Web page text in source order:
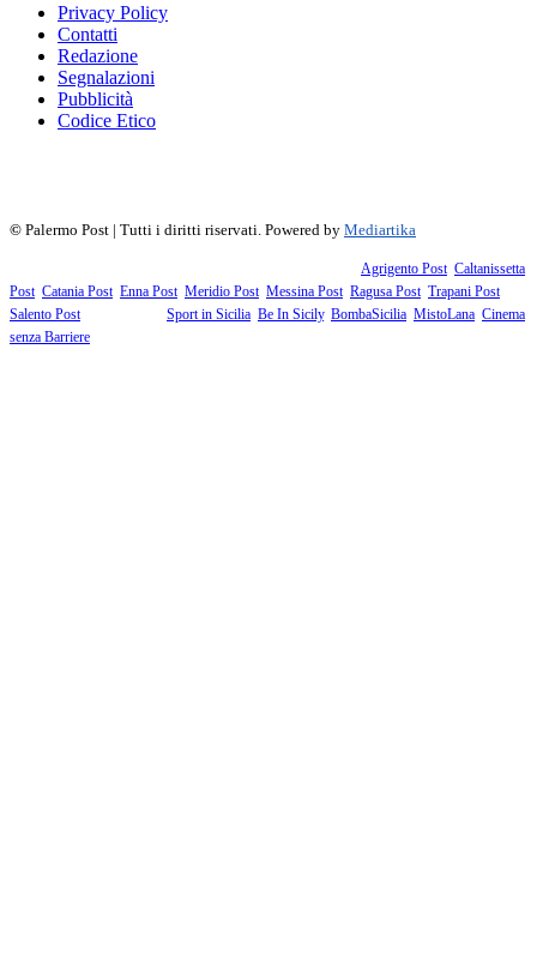
Privacy Policy
Contatti
Redazione
Segnalazioni
Pubblicità
Codice Etico
© Palermo Post | Tutti i diritti riservati. Powered by Mediartika
Agrigento Post, Caltanissetta
Post, Catania Post, Enna Post, Meridio Post, Messina Post, Ragusa Post, Trapani Post,
Salento Post. I siti tematici: Sport in Sicilia Be In Sicily, BombaSicilia MistoLana Cinema
senza Barriere